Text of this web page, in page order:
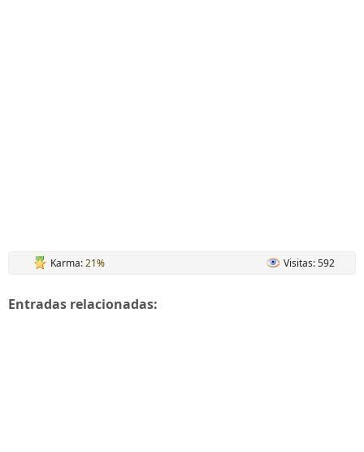
Karma:21% Visitas: 592
Entradas relacionadas: